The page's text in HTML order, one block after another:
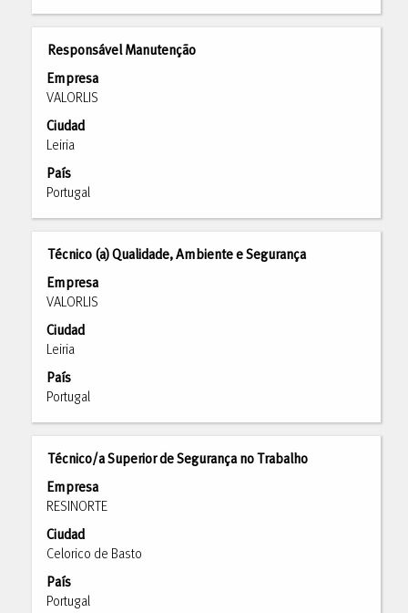
de
la
información
del
puesto.
Título
Responsável Manutenção
Empresa
VALORLIS
Ciudad
Leiria
País
Portugal
Utilice
la
barra
para
ver
el
contenido
de
la
información
del
puesto.
Título
Técnico (a) Qualidade, Ambiente e Segurança
Empresa
VALORLIS
Ciudad
Leiria
País
Portugal
Utilice
la
barra
para
ver
el
contenido
de
la
información
del
puesto.
Título
Técnico/a Superior de Segurança no Trabalho
Empresa
RESINORTE
Ciudad
Celorico de Basto
País
Portugal
Utilice
la
barra
para
ver
el
contenido